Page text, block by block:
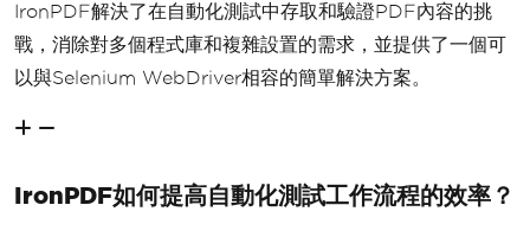
IronPDF解決了在自動化測試中存取和驗證PDF內容的挑
戰，消除對多個程式庫和複雜設置的需求，並提供了一個可
以與Selenium WebDriver相容的簡單解決方案。
IronPDF如何提高自動化測試工作流程的效率？